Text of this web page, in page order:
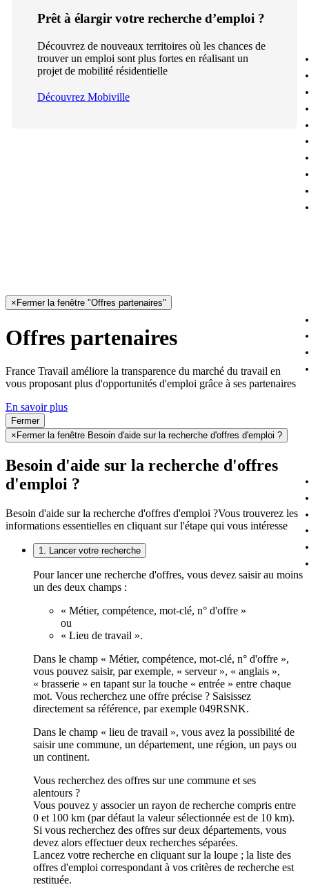
Prêt à élargir votre recherche d’emploi ?
Découvrez de nouveaux territoires où les chances de
trouver un emploi sont plus fortes en réalisant un
projet de mobilité résidentielle
Découvrez Mobiville
× Fermer la fenêtre "Offres partenaires"
Offres partenaires
France Travail améliore la transparence du marché du travail en
vous proposant plus d'opportunités d'emploi grâce à ses partenaires
En savoir plus
Fermer
× Fermer la fenêtre Besoin d'aide sur la recherche d'offres d'emploi ?
Besoin d'aide sur la recherche d'offres
d'emploi ?
Besoin d'aide sur la recherche d'offres d'emploi ?Vous trouverez les
informations essentielles en cliquant sur l'étape qui vous intéresse
1. Lancer votre recherche
Pour lancer une recherche d'offres, vous devez saisir au moins
un des deux champs :
« Métier, compétence, mot-clé, n° d'offre »
ou
« Lieu de travail ».
Dans le champ « Métier, compétence, mot-clé, n° d'offre »,
vous pouvez saisir, par exemple, « serveur », « anglais »,
« brasserie » en tapant sur la touche « entrée » entre chaque
mot. Vous recherchez une offre précise ? Saisissez
directement sa référence, par exemple 049RSNK.
Dans le champ « lieu de travail », vous avez la possibilité de
saisir une commune, un département, une région, un pays ou
un continent.
Vous recherchez des offres sur une commune et ses
alentours ?
Vous pouvez y associer un rayon de recherche compris entre
0 et 100 km (par défaut la valeur sélectionnée est de 10 km).
Si vous recherchez des offres sur deux départements, vous
devez alors effectuer deux recherches séparées.
Lancez votre recherche en cliquant sur la loupe ; la liste des
offres d'emploi correspondant à vos critères de recherche est
restituée.